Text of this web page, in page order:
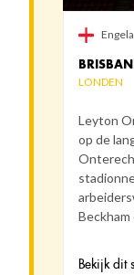
LONDEN
Leyton
op de
Bekijk dit